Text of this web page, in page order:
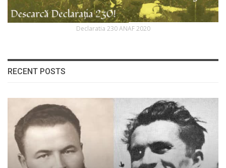
Declaratia 230 ANAF 2020
RECENT POSTS